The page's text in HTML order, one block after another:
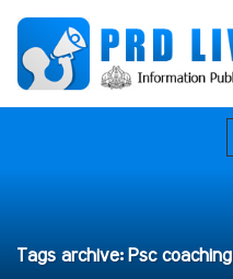
Tags archive: Psc coaching